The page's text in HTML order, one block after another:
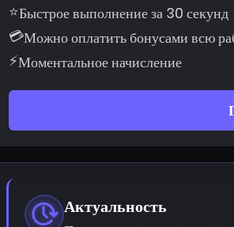
⭐Быстрое выполнение за 30 секунд
💳Можно оплатить бонусами всю
⚡Моментальное начисление
Актуальность